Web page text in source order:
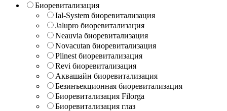
Биоревитализация
Ial-System биоревитализация
Jalupro биоревитализация
Neauvia биоревитализация
Novacutan биоревитализация
Plinest биоревитализация
Revi биоревитализация
Аквашайн биоревитализация
Безинъекционная биоревитализация
Биоревитализация Filorga
Биоревитализация глаз